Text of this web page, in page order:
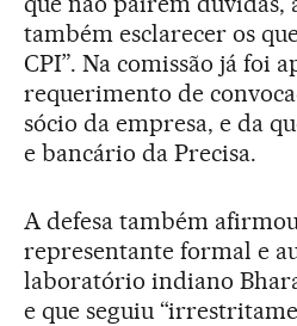
também esclarecer os
CPI”. Na comissão já foi
requerimento de
sócio da empresa, e da
e bancário da Precisa.
A defesa também
representante formal e
laboratório indiano
e que seguiu